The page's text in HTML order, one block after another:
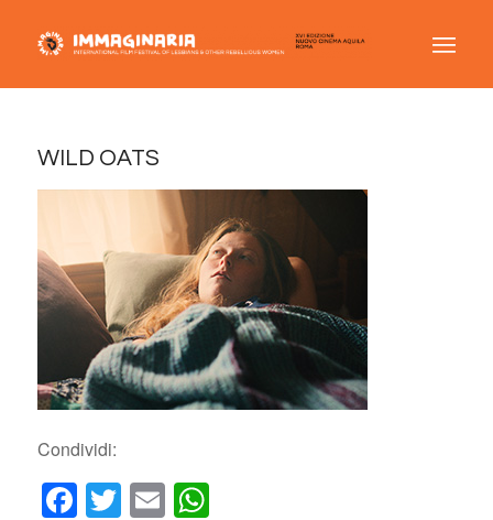
WILD OATS
Condividi:
Facebook
Twitter
EmailWhatsApp